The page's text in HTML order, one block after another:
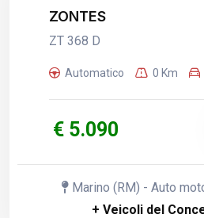
ZONTES
ZT 368 D
Automatico 0 Km
€ 5.090
Marino (RM) - Auto
+ Veicoli del